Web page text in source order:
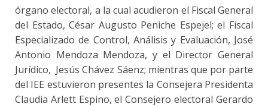
órgano electoral, a la cual acudieron el Fiscal General
del Estado, César Augusto Peniche Espejel; el Fiscal
Especializado de Control, Análisis y Evaluación, José
Antonio Mendoza Mendoza, y el Director General
Jurídico, Jesús Chávez Sáenz; mientras que por parte
del IEE estuvieron presentes la Consejera Presidenta
Claudia Arlett Espino, el Consejero electoral Gerardo